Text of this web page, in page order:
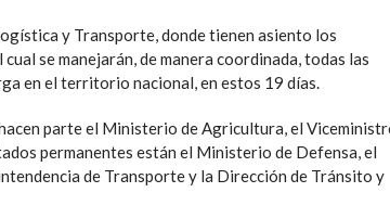
y Transporte, donde tienen asiento los
se manejarán, de manera coordinada, todas las
en el territorio nacional, en estos 19 días.
parte el Ministerio de Agricultura, el
permanentes están el Ministerio de Defensa, el
de Transporte y la Dirección de Tránsito y